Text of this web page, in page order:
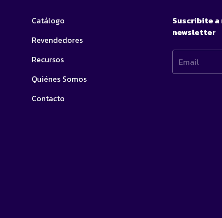
Catálogo
Revendedores
Recursos
Quiénes Somos
Contacto
Suscribite
newsletter